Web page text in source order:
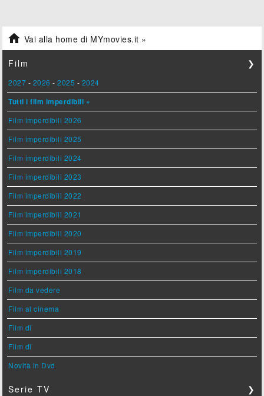
 Vai alla home di MYmovies.it »
Film ❯
2027 - 2026 -2025 - 2024
Tutti i film imperdibili »
Film imperdibili 2026
Film imperdibili 2025
Film imperdibili 2024
Film imperdibili 2023
Film imperdibili 2022
Film imperdibili 2021
Film imperdibili 2020
Film imperdibili 2019
Film imperdibili 2018
Film da vedere
Film al cinema
Film di
Film di
Novità in Dvd
Serie TV ❯